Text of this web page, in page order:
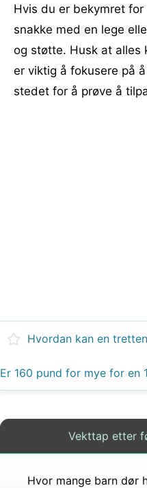
Hvis du er bekymret
snakke med en lege
og støtte. Husk at alles
er viktig å fokusere på
stedet for å prøve å
Er 160 pund for mye for en
Vekttap etter